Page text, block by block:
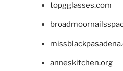
topgglasses.com
anneskitchen.org